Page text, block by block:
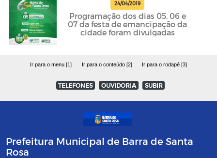
24/04/2019
Programação dos dias 05, 06 e
07 da festa de emancipação da
cidade foram divulgadas
Ir para o menu [1] Ir para o conteúdo [2] Ir para o rodapé [3]
TELEFONES OUVIDORIA SUBIR
Prefeitura Municipal de Barra de Santa
Rosa